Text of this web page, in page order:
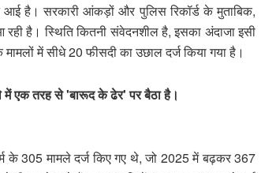
आई है। सरकारी आंकड़ों और पुलिस रिकॉर्ड के मुताबिक,
है। स्थिति कितनी संवेदनशील है, इसका अंदाजा इसी
में सीधे 20 फीसदी का उछाल दर्ज किया गया है।
में एक तरह से 'बारूद के ढेर' पर बैठा है।
के 305 मामले दर्ज किए गए थे, जो 2025 में बढ़कर 367